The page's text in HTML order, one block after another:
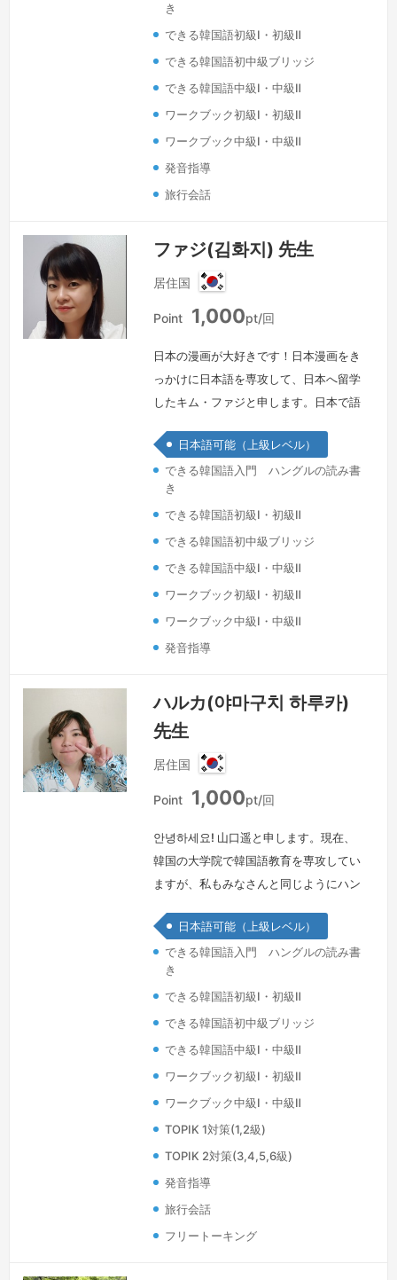
まれました。現在はドイツに住みなが
ら、韓国語を通して韓国の文化を紹介し
ています。韓国料理や伝統工芸の「ポジ
ャギ」が大好きで、たくさんの方と一緒
に楽しい時間を過ごせたら嬉しいです。
き
できる韓国語初級Ⅰ・初級Ⅱ
できる韓国語初中級ブリッジ
できる韓国語中級Ⅰ・中級Ⅱ
ワークブック初級Ⅰ・初級Ⅱ
ワークブック中級Ⅰ・中級Ⅱ
発音指導
旅行会話
ファジ(김화지) 先生
居住国
韓
国
Point 1,000pt/回
日本の漫画が大好きです！日本漫画をき
っかけに日本語を専攻して、日本へ留学
したキム・ファジと申します。日本で語
すが「母国語について深く理解している
人が、外国語も得意だ」ということに気
づき、韓国に戻ってから韓国語も専攻し
ました。日本語と韓国語両方を専攻した
私だからこそ、特に外国語学習者の気持
ちをよく理解出来、深く共感できるパー
トナーになれると思っています。一緒に
日本語可能（上級レベル）
できる韓国語入門 ハングルの読み書
き
できる韓国語初級Ⅰ・初級Ⅱ
できる韓国語初中級ブリッジ
できる韓国語中級Ⅰ・中級Ⅱ
ワークブック初級Ⅰ・初級Ⅱ
ワークブック中級Ⅰ・中級Ⅱ
発音指導
ハルカ(야마구치 하루카)
先生
居住国
韓
国
Point 1,000pt/回
안녕하세요! 山口遥と申します。現在、
韓国の大学院で韓国語教育を専攻してい
ますが、私もみなさんと同じようにハン
のように見えていたハングルも、勉強を
続けるうちに言葉として自然に認識でき
るようになり、まるで新しい世界にやっ
てきたような感覚を覚えたことを、今で
も鮮明に思い出します。みなさんも、私
と一緒に韓国語の世界への一歩を踏み出
してみませんか？「アットホームな雰囲
日本語可能（上級レベル）
できる韓国語入門 ハングルの読み書
き
できる韓国語初級Ⅰ・初級Ⅱ
できる韓国語初中級ブリッジ
できる韓国語中級Ⅰ・中級Ⅱ
ワークブック初級Ⅰ・初級Ⅱ
ワークブック中級Ⅰ・中級Ⅱ
TOPIK 1対策(1,2級)
TOPIK 2対策(3,4,5,6級)
発音指導
旅行会話
フリートーキング